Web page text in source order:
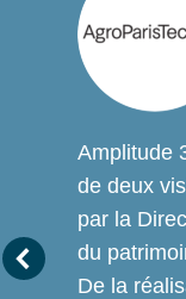
Amplitude
de deux
par la
du
De la